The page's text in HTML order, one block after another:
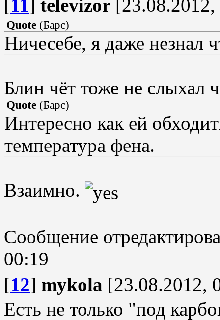
11 televizor
Quote (Барс)
Ничесебе, я даже незнал
Блин чёт тоже не слыхал
Quote (Барс)
Интересно как ей
температура фена.
Взаимно.
Сообщение
00:19
[12] mykola [23.08.2012,
Есть не только "под